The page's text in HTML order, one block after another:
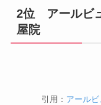
2位 アールビ
屋院
引用： アール